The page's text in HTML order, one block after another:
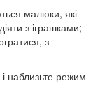
малюки, які
з іграшками;
з
наблизьте режим